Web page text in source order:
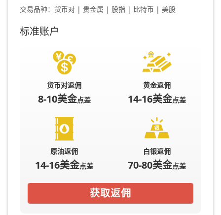
交易品种：货币对 | 贵金属 | 股指 | 比特币 | 美股
标准账户
货币对返佣
8-10美金点差
黄金返佣
14-16美金点差
原油返佣
14-16美金点差
白银返佣
70-80美金点差
获取返佣